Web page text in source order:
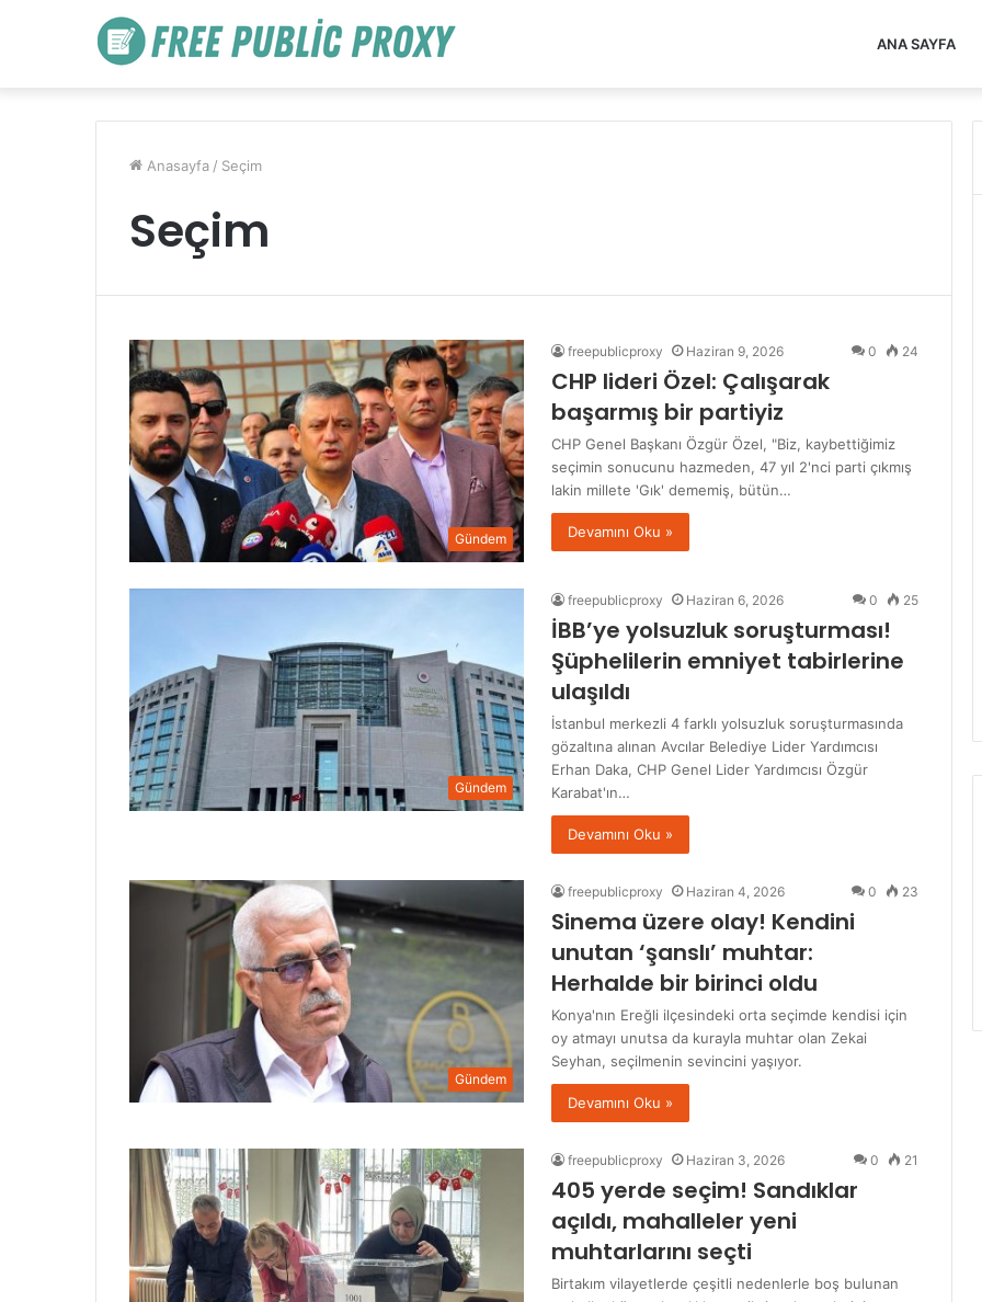
ANA SAYFA
Anasayfa / Seçim
Seçim
Gündem
freepublicproxy Haziran 9, 2026 0 24
CHP lideri Özel: Çalışarak
başarmış bir partiyiz
CHP Genel Başkanı Özgür Özel, "Biz, kaybettiğimiz
seçimin sonucunu hazmeden, 47 yıl 2'nci parti çıkmış
lakin millete 'Gık' dememiş, bütün…
Devamını Oku »
Gündem
freepublicproxy Haziran 6, 2026 0 25
İBB’ye yolsuzluk soruşturması!
Şüphelilerin emniyet tabirlerine
ulaşıldı
İstanbul merkezli 4 farklı yolsuzluk soruşturmasında
gözaltına alınan Avcılar Belediye Lider Yardımcısı
Erhan Daka, CHP Genel Lider Yardımcısı Özgür
Karabat'ın…
Devamını Oku »
Gündem
freepublicproxy Haziran 4, 2026 0 23
Sinema üzere olay! Kendini
unutan ‘şanslı’ muhtar:
Herhalde bir birinci oldu
Konya'nın Ereğli ilçesindeki orta seçimde kendisi için
oy atmayı unutsa da kurayla muhtar olan Zekai
Seyhan, seçilmenin sevincini yaşıyor.
Devamını Oku »
freepublicproxy Haziran 3, 2026 0 21
405 yerde seçim! Sandıklar
açıldı, mahalleler yeni
muhtarlarını seçti
Birtakım vilayetlerde çeşitli nedenlerle boş bulunan